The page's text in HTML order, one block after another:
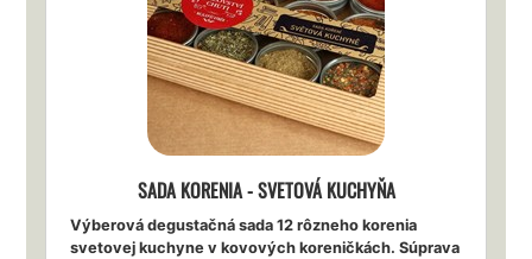
SADA KORENIA - SVETOVÁ KUCHYŇA
Výberová degustačná sada 12 rôzneho korenia
svetovej kuchyne v kovových koreničkách. Súprava